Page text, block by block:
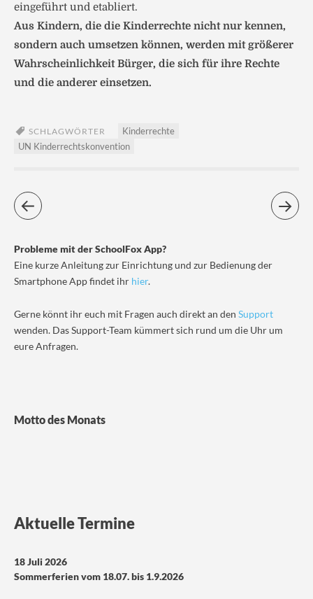
eingeführt und etabliert.
Aus Kindern, die die Kinderrechte nicht nur kennen,
sondern auch umsetzen können, werden mit größerer
Wahrscheinlichkeit Bürger, die sich für ihre Rechte
und die anderer einsetzen.
SCHLAGWÖRTER
Kinderrechte
UN Kinderrechtskonvention
Probleme mit der SchoolFox App?
Eine kurze Anleitung zur Einrichtung und zur Bedienung der
Smartphone App findet ihr hier.
Gerne könnt ihr euch mit Fragen auch direkt an den Support
wenden. Das Support-Team kümmert sich rund um die Uhr um
eure Anfragen.
Motto des Monats
Aktuelle Termine
18 Juli 2026
Sommerferien vom 18.07. bis 1.9.2026